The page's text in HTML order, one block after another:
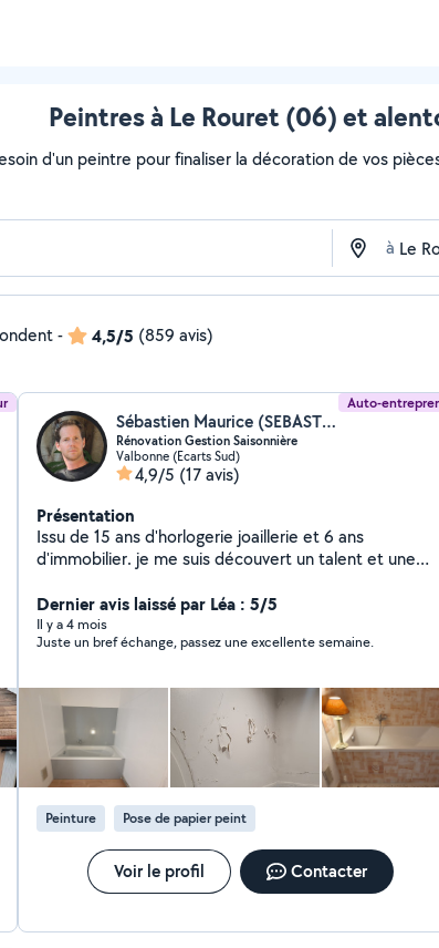
Peintres à Le Rouret (06) et
d'un peintre pour finaliser la décoration de vos
à
- 4,5/5 (859 avis)
Auto-
Sébastien Maurice (SEBASTIEN MAURICE)
Rénovation Gestion Saisonnière
Valbonne (Ecarts Sud)
4,9/5 (17 avis)
Présentation
Issu de 15 ans d'horlogerie joaillerie et 6 ans
d'immobilier. je me suis découvert un talent et une
mise en vente et la location saisonnière. j'ai donc créer
mon service de Rénovation, Vente et Gestion
Saisonnière, pour toutes les personnes, qui souhaitent
Contact 7.68.69.66.39
Dernier avis laissé par Léa : 5/5
Il y a 4 mois
Juste un bref échange, passez une excellente semaine.
Peinture Pose de papier peint
Voir le profil Contacter